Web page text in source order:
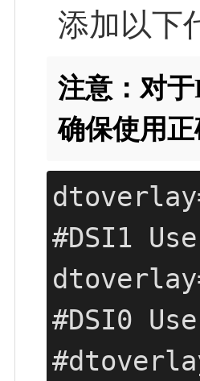
添加以下
注意：对
确保使用
#DSI1 Use
#DSI0 Use